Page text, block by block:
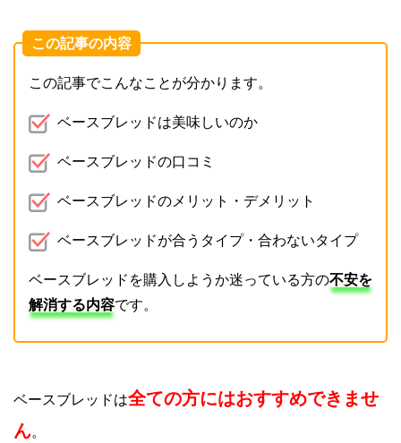
この記事の内容
この記事でこんなことが分かります。
ベースブレッドは美味しいのか
ベースブレッドの口コミ
ベースブレッドのメリット・デメリット
ベースブレッドが合うタイプ・合わないタイプ
ベースブレッドを購入しようか迷っている方の不安を
解消する内容です。
ベースブレッドは全ての方にはおすすめできませ
ん。